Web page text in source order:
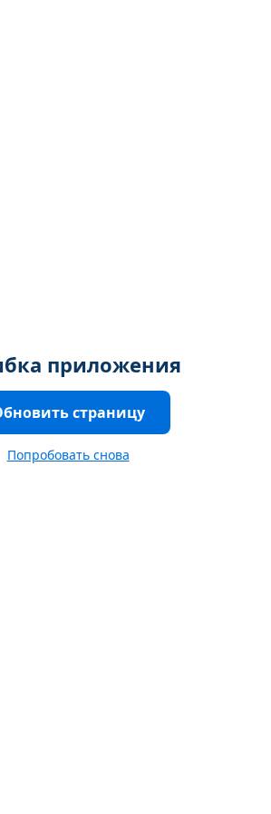
приложения
страницу
Попробовать снова